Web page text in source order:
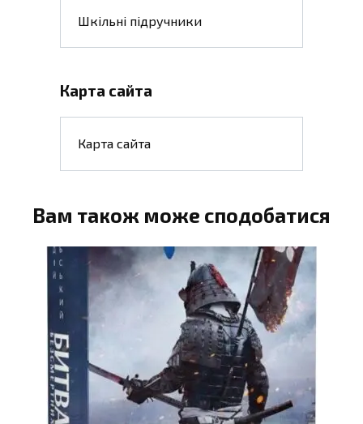
Шкільні підручники
Карта сайта
Карта сайта
Вам також може сподобатися